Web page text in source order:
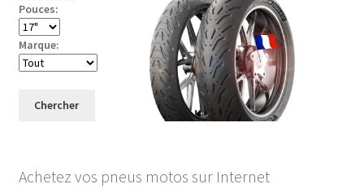
Pouces:
Marque:
Chercher
Achetez vos pneus motos sur Internet